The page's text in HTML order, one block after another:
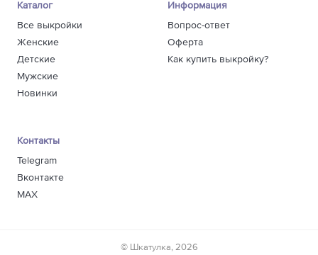
Каталог
Все выкройки
Женские
Детские
Мужские
Новинки
Информация
Вопрос-ответ
Оферта
Как купить выкройку?
Контакты
Telegram
Вконтакте
MAX
© Шкатулка, 2026